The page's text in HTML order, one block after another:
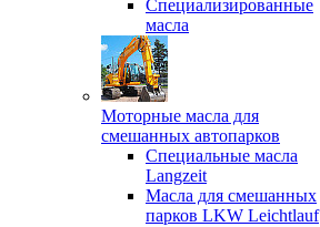
Специализированные
масла
Моторные масла для
смешанных автопарков
Специальные масла
Langzeit
Масла для смешанных
парков LKW Leichtlauf